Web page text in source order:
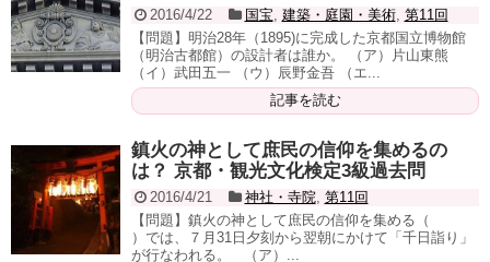
2016/4/22 国宝, 建築・庭園・美術, 第11回
【問題】明治28年（1895)に完成した京都国立博物館
（明治古都館）の設計者は誰か。 （ア）片山東熊
（イ）武田五一 （ウ）辰野金吾 （エ...
記事を読む
鎮火の神として庶民の信仰を集めるの
は？ 京都・観光文化検定3級過去問
2016/4/21 神社・寺院, 第11回
【問題】鎮火の神として庶民の信仰を集める（
）では、７月31日夕刻から翌朝にかけて「千日詣り」
が行なわれる。 （ア）...